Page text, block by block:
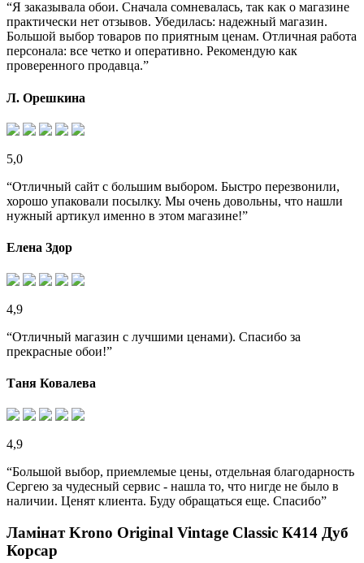
“Я заказывала обои. Сначала сомневалась, так как о магазине
практически нет отзывов. Убедилась: надежный магазин.
Большой выбор товаров по приятным ценам. Отличная работа
персонала: все четко и оперативно. Рекомендую как
проверенного продавца.”
Л. Орешкина
5,0
“Отличный сайт с большим выбором. Быстро перезвонили,
хорошо упаковали посылку. Мы очень довольны, что нашли
нужный артикул именно в этом магазине!”
Елена Здор
4,9
“Отличный магазин с лучшими ценами). Спасибо за
прекрасные обои!”
Таня Ковалева
4,9
“Большой выбор, приемлемые цены, отдельная благодарность
Сергею за чудесный сервис - нашла то, что нигде не было в
наличии. Ценят клиента. Буду обращаться еще. Спасибо”
Ламінат Krono Original Vintage Classic К414 Дуб
Корсар